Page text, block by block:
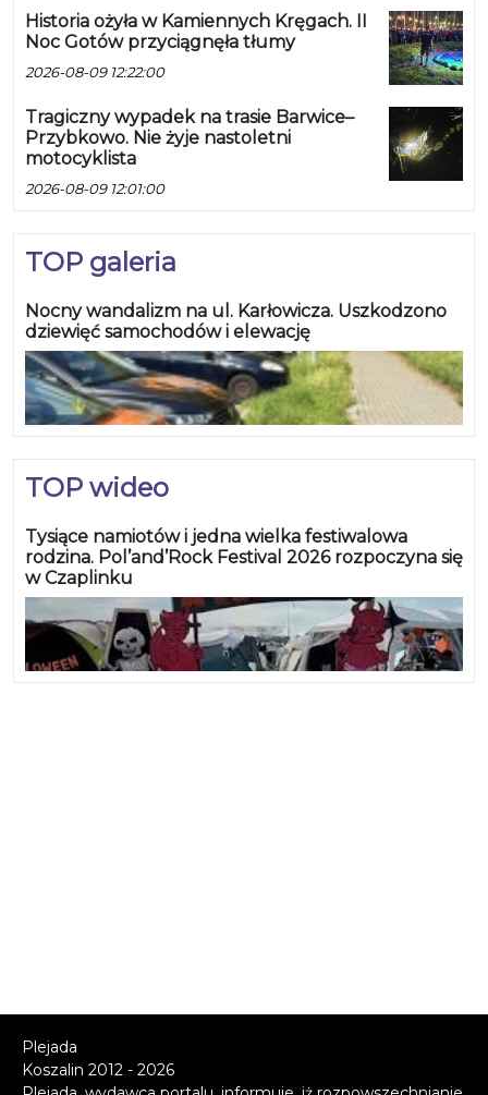
Historia ożyła w Kamiennych Kręgach. II
Noc Gotów przyciągnęła tłumy
2026-08-09 12:22:00
Tragiczny wypadek na trasie Barwice–
Przybkowo. Nie żyje nastoletni
motocyklista
2026-08-09 12:01:00
TOP galeria
Nocny wandalizm na ul. Karłowicza. Uszkodzono
dziewięć samochodów i elewację
TOP wideo
Tysiące namiotów i jedna wielka festiwalowa
rodzina. Pol’and’Rock Festival 2026 rozpoczyna się
w Czaplinku
Plejada
Koszalin 2012 - 2026